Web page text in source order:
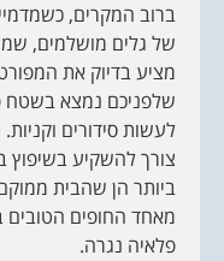
ברוב המקרים,
של גלים מושלמים, שמש
מציע בדיוק את
שלפניכם נמצא בשטח
לעשות סידורים
צורך להשקיע בשיפוץ
מאחד החופים הטובים
פלאיה נגרה.